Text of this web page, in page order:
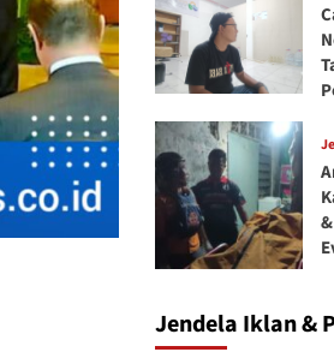
Jendela Iklan &